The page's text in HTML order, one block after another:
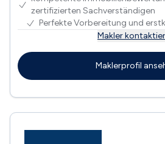
zertifizierten Sachverständigen
Perfekte Vorbereitung und
Makler
Maklerprofil